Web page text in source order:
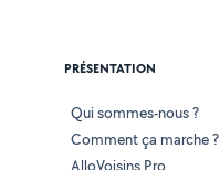
PRÉSENTATION
Qui sommes-nous ?
Comment ça marche ?
AlloVoisins Pro